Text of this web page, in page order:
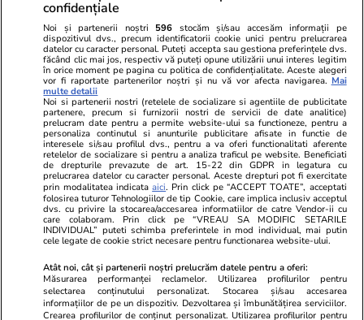
Ilie Bolojan, după oprirea ambelor reactoare
de la Cernavodă: „Reduceți consumul de
energie seara”
Ştiri 29 iul.
Diana Buzoianu acuză că încearcă în zadar să
intre în audiență la procuroarea generală a
României: „Am rămas șocată!”
Știri Externe 29 iul.
Ultima noapte a prințului saudit găsit mort
într-un hotel de lux din Londra: autopsia a
dezvăluit cauza morții
confidențiale
Noi și partenerii noștri 596 stocăm și/sau accesăm informații pe
dispozitivul dvs., precum identificatorii cookie unici pentru prelucrarea
datelor cu caracter personal. Puteți accepta sau gestiona preferințele dvs.
făcând clic mai jos, respectiv vă puteți opune utilizării unui interes legitim
în orice moment pe pagina cu politica de confidențialitate. Aceste alegeri
vor fi raportate partenerilor noștri și nu vă vor afecta navigarea. Mai
multe detalii
Noi si partenerii nostri (retelele de socializare si agentiile de publicitate
partenere, precum si furnizorii nostri de servicii de date analitice)
prelucram date pentru a permite website-ului sa functioneze, pentru a
personaliza continutul si anunturile publicitare afisate in functie de
interesele si/sau profilul dvs., pentru a va oferi functionalitati aferente
retelelor de socializare si pentru a analiza traficul pe website. Beneficiati
de drepturile prevazute de art. 15-22 din GDPR in legatura cu
prelucrarea datelor cu caracter personal. Aceste drepturi pot fi exercitate
prin modalitatea indicataaici. Prin click pe “ACCEPT TOATE”, acceptati
folosirea tuturor Tehnologiilor de tip Cookie, care implica inclusiv acceptul
dvs. cu privire la stocarea/accesarea informatiilor de catre Vendor-ii cu
care colaboram. Prin click pe “VREAU SA MODIFIC SETARILE
INDIVIDUAL” puteti schimba preferintele in mod individual, mai putin
cele legate de cookie strict necesare pentru functionarea website-ului.
Atât noi, cât și partenerii noștri prelucrăm datele pentru a oferi:
Măsurarea performanței reclamelor. Utilizarea profilurilor pentru
selectarea conținutului personalizat. Stocarea și/sau accesarea
informațiilor de pe un dispozitiv. Dezvoltarea și îmbunătățirea serviciilor.
Crearea profilurilor de conținut personalizat. Utilizarea profilurilor pentru